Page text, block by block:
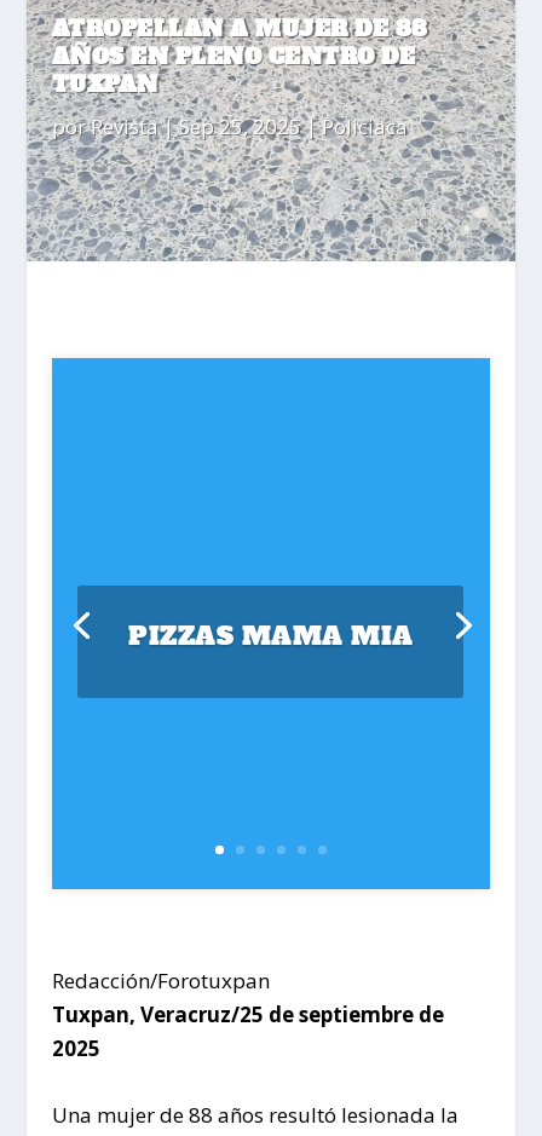
ATROPELLAN A MUJER DE 88
AÑOS EN PLENO CENTRO DE
TUXPAN
porRevista|Sep 25, 2025|Policiaca
PIZZAS MAMA MIA
Redacción/Forotuxpan
Tuxpan, Veracruz/25 de septiembre de
2025
Una mujer de 88 años resultó lesionada la